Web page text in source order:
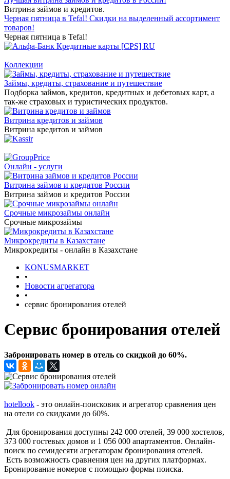
Витрина займов и кредитов.
Черная пятница в Tefal! Скидки на выделенный ассортимент
товаров!
Черная пятница в Tefal!
Коллекции
Займы, кредиты, страхование и путешествие
Подборка займов, кредитов, кредитных и дебетовых карт, а
так-же страховых и туристических продуктов.
Витрина кредитов и займов
Витрина кредитов и займов
Онлайн - услуги
Витрина займов и кредитов России
Витрина займов и кредитов России
Срочные микрозаймы онлайн
Срочные микрозаймы
Микрокредиты в Казахстане
Микрокредиты - онлайн в Казахстане
KONUSMARKET
•
Новости агрегатора
•
сервис бронирования отелей
Сервис бронирования отелей
Забронировать номер в отель со скидкой до 60%.
hotellook - это онлайн-поисковик и агрегатор сравнения цен
на отели со скидками до 60%.
Для бронирования доступны 242 000 отелей, 39 000 хостелов,
373 000 гостевых домов и 1 056 000 апартаментов. Онлайн-
поиск по семидесяти агрегаторам бронирования отелей.
Есть возможность сравнения цен на других платформах.
Бронирование номеров с помощью формы поиска.